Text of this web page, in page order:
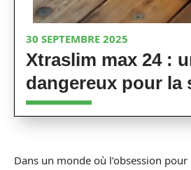
30 SEPTEMBRE 2025
Xtraslim max 24 :
dangereux pour la
Dans un monde où l’obsession